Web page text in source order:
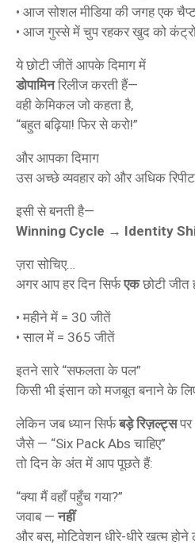
• आज सोशल मीडिया की जगह एक
• आज गुस्से में चुप रहकर खुद को
ये छोटी जीतें आपके दिमाग में
डोपामिनरिलीज करती हैं—
वही केमिकल जो कहता है,
“बहुत बढ़िया! फिर से करो!”
और आपका दिमाग
उस अच्छे व्यवहार को और अधिक
इसी से बनती है—
Winning Cycle → Identity
ज़रा सोचिए…
अगर आप हर दिन सिर्फएकछोटी जीत
• महीने में = 30 जीतें
• साल में = 365 जीतें
इतने सारे “सफलता के पल”
किसी भी इंसान को मजबूत बनाने के
लेकिन जब ध्यान सिर्फबड़े रिज़ल्ट्सपर
जैसे — “Six Pack Abs चाहिए”
तो दिन के अंत में आप पूछते हैं:
“क्या मैं वहाँ पहुँच गया?”
जवाब —नहीं
और बस, मोटिवेशन धीरे-धीरे खत्म होने